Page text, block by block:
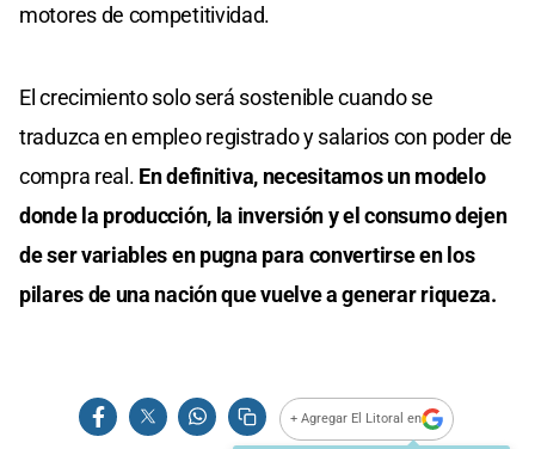
motores de competitividad.
El crecimiento solo será sostenible cuando se
traduzca en empleo registrado y salarios con poder de
compra real. En definitiva, necesitamos un modelo
donde la producción, la inversión y el consumo dejen
de ser variables en pugna para convertirse en los
pilares de una nación que vuelve a generar riqueza.
+ Agregar El Litoral en